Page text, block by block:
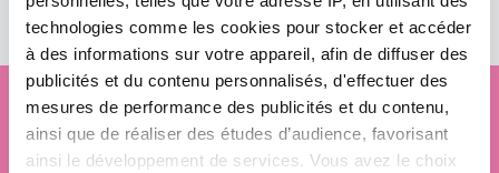
technologies comme les cookies pour stocker et accéder
à des informations sur votre appareil, afin de diffuser des
publicités et du contenu personnalisés, d'effectuer des
mesures de performance des publicités et du contenu,
ainsi que de réaliser des études d’audience, favorisant
ainsi le développement de services. Vous avez le choix
Je soutiensla Ligue